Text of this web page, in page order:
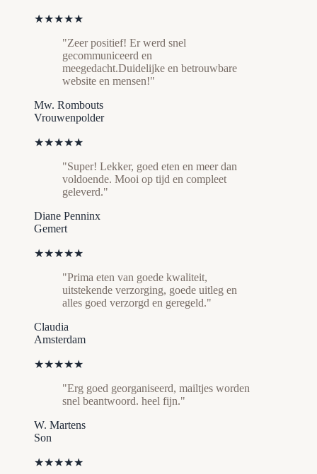
★★★★★
"Zeer positief! Er werd snel
gecommuniceerd en
meegedacht.Duidelijke en betrouwbare
website en mensen!"
Mw. Rombouts
Vrouwenpolder
★★★★★
"Super! Lekker, goed eten en meer dan
voldoende. Mooi op tijd en compleet
geleverd."
Diane Penninx
Gemert
★★★★★
"Prima eten van goede kwaliteit,
uitstekende verzorging, goede uitleg en
alles goed verzorgd en geregeld."
Claudia
Amsterdam
★★★★★
"Erg goed georganiseerd, mailtjes worden
snel beantwoord. heel fijn."
W. Martens
Son
★★★★★